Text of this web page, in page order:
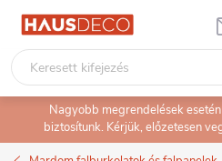
Ugrás
tartalomhoz
Nagyobb megrendelések
biztosítunk. Kérjük, előzetesen